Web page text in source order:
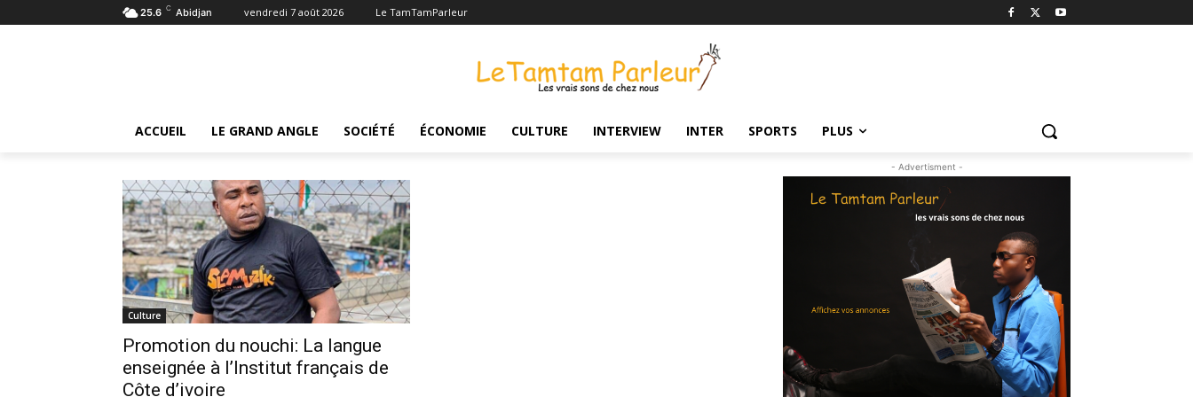
25.6 C Abidjan vendredi 7 août 2026 Le TamTamParleur
ACCUEIL LE GRAND ANGLE SOCIÉTÉ ÉCONOMIE CULTURE INTERVIEW INTER SPORTS PLUS
Tags Nouchi
Culture
Promotion du nouchi: La langue
enseignée à l’Institut français de
Côte d’ivoire
- Advertisment -